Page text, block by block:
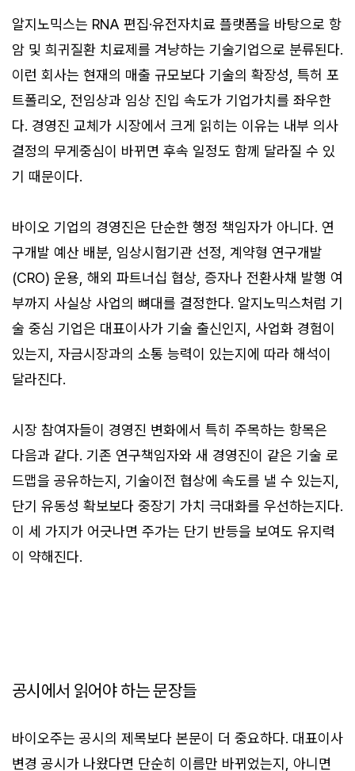
알지노믹스는 RNA 편집·유전자치료 플랫폼을 바탕으로 항
암 및 희귀질환 치료제를 겨냥하는 기술기업으로 분류된다.
이런 회사는 현재의 매출 규모보다 기술의 확장성, 특허 포
트폴리오, 전임상과 임상 진입 속도가 기업가치를 좌우한
다. 경영진 교체가 시장에서 크게 읽히는 이유는 내부 의사
결정의 무게중심이 바뀌면 후속 일정도 함께 달라질 수 있
기 때문이다.
바이오 기업의 경영진은 단순한 행정 책임자가 아니다. 연
구개발 예산 배분, 임상시험기관 선정, 계약형 연구개발
(CRO) 운용, 해외 파트너십 협상, 증자나 전환사채 발행 여
부까지 사실상 사업의 뼈대를 결정한다. 알지노믹스처럼 기
술 중심 기업은 대표이사가 기술 출신인지, 사업화 경험이
있는지, 자금시장과의 소통 능력이 있는지에 따라 해석이
달라진다.
시장 참여자들이 경영진 변화에서 특히 주목하는 항목은
다음과 같다. 기존 연구책임자와 새 경영진이 같은 기술 로
드맵을 공유하는지, 기술이전 협상에 속도를 낼 수 있는지,
단기 유동성 확보보다 중장기 가치 극대화를 우선하는지다.
이 세 가지가 어긋나면 주가는 단기 반등을 보여도 유지력
이 약해진다.
공시에서 읽어야 하는 문장들
바이오주는 공시의 제목보다 본문이 더 중요하다. 대표이사
변경 공시가 나왔다면 단순히 이름만 바뀌었는지, 아니면